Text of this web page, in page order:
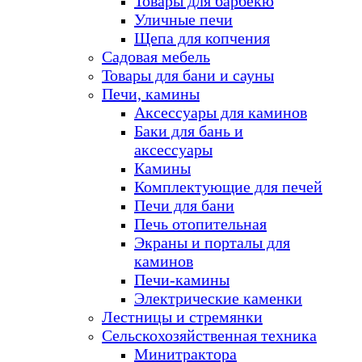
Уличные печи
Щепа для копчения
Садовая мебель
Товары для бани и сауны
Печи, камины
Аксессуары для каминов
Баки для бань и
аксессуары
Камины
Комплектующие для печей
Печи для бани
Печь отопительная
Экраны и порталы для
каминов
Печи-камины
Электрические каменки
Лестницы и стремянки
Сельскохозяйственная техника
Минитрактора